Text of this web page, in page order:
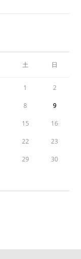
土 日
1 2
8 9
15 16
22 23
29 30